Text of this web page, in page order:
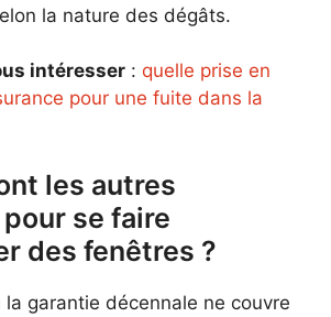
la nature des dégâts.
intéresser : quelle prise en
pour une fuite dans la
les autres
se faire
des fenêtres ?
la garantie décennale ne couvre